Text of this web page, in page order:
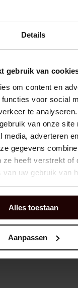
Details
gebruik van
om content en
voor social
te
van onze site
media, adverteren
gegevens
ze heeft verstrekt of
uw gebruik van
Alles toestaan
Aanpassen
- SKF SY 513
513 M
mm
Gietijzer
3 dag(en) levertijd